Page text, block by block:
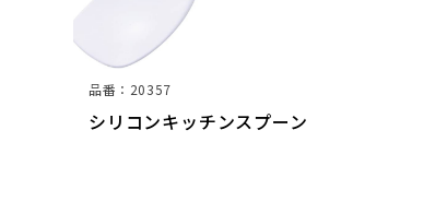
シリコンキッチンスプーン
品番：20357